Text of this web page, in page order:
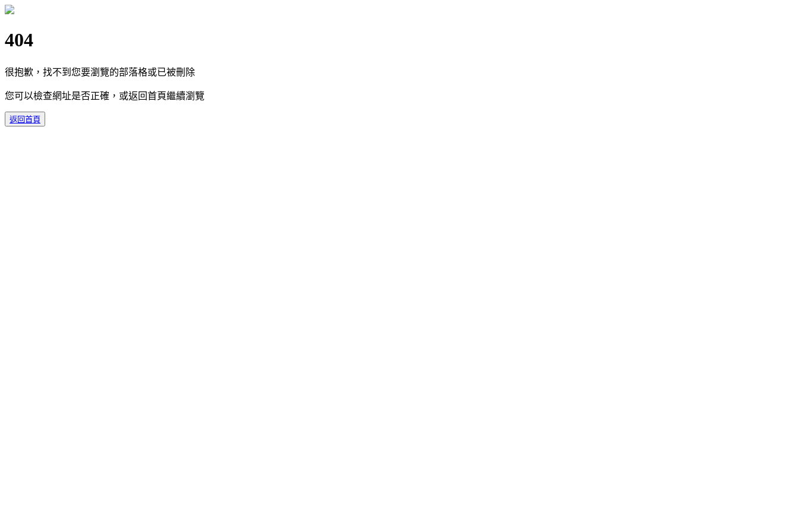
404
很抱歉，找不到您要瀏覽的部落格或已被刪除
您可以檢查網址是否正確，或返回首頁繼續瀏覽
返回首頁